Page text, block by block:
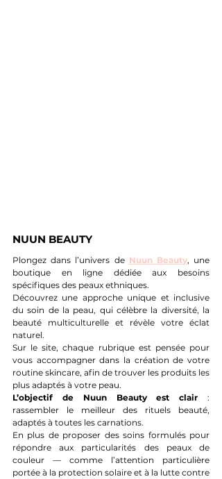
NUUN BEAUTY
Plongez dans l’univers de Nuun Beauty, une
boutique en ligne dédiée aux besoins
spécifiques des peaux ethniques.
Découvrez une approche unique et inclusive
du soin de la peau, qui célèbre la diversité, la
beauté multiculturelle et révèle votre éclat
naturel.
Sur le site, chaque rubrique est pensée pour
vous accompagner dans la création de votre
routine skincare, afin de trouver les produits les
plus adaptés à votre peau.
L’objectif de Nuun Beauty est clair :
rassembler le meilleur des rituels beauté,
adaptés à toutes les carnations.
En plus de proposer des soins formulés pour
répondre aux particularités des peaux de
couleur — comme l’attention particulière
portée à la protection solaire et à la lutte contre